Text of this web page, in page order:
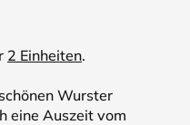
2 Einheiten.
Wurster
eine Auszeit vom